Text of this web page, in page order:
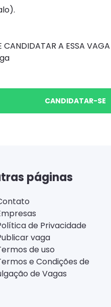
A ESSA
CANDIDATAR-SE
páginas
de Privacidade
vaga
de uso
e Condições de
de Vagas